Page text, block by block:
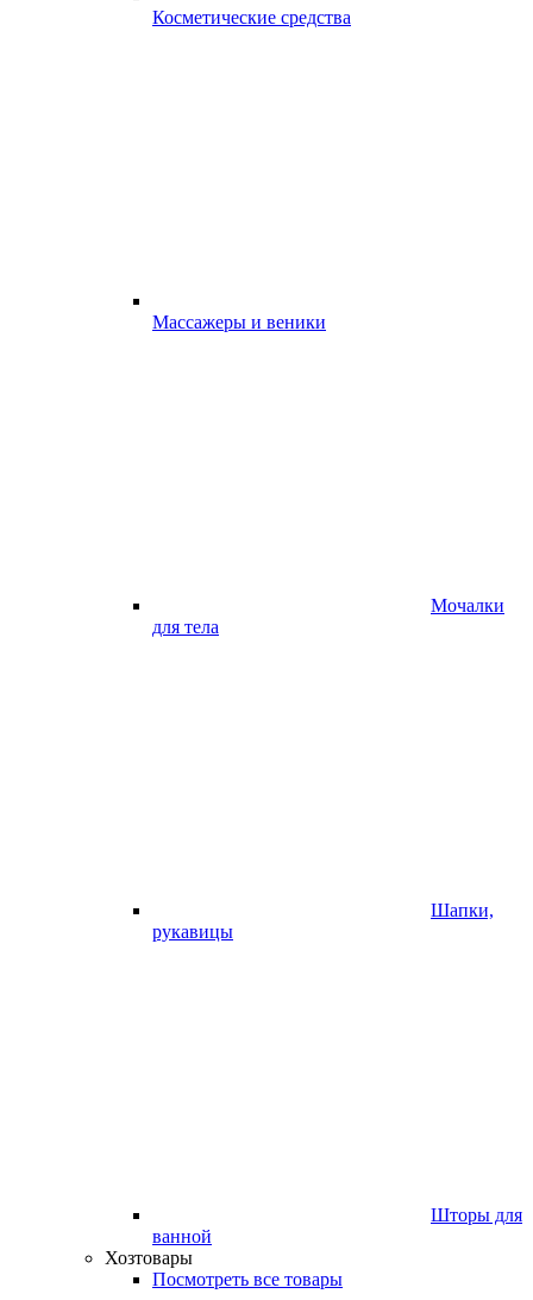
Косметические средства
Массажеры и веники
Мочалки
для тела
Шапки,
рукавицы
Шторы для
ванной
Хозтовары
Посмотреть все товары